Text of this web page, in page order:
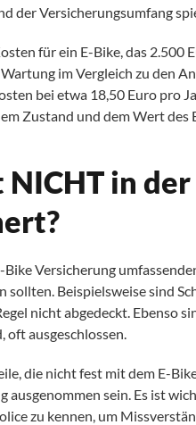
der Versicherungsumfang
für ein E-Bike, das 2.500
im Vergleich zu den
bei etwa 18,50 Euro pro
Zustand und dem Wert des
NICHT in
Bike Versicherung
sollten. Beispielsweise sind
nicht abgedeckt. Ebenso
oft ausgeschlossen.
die nicht fest mit dem E-
ausgenommen sein. Es ist
zu kennen, um